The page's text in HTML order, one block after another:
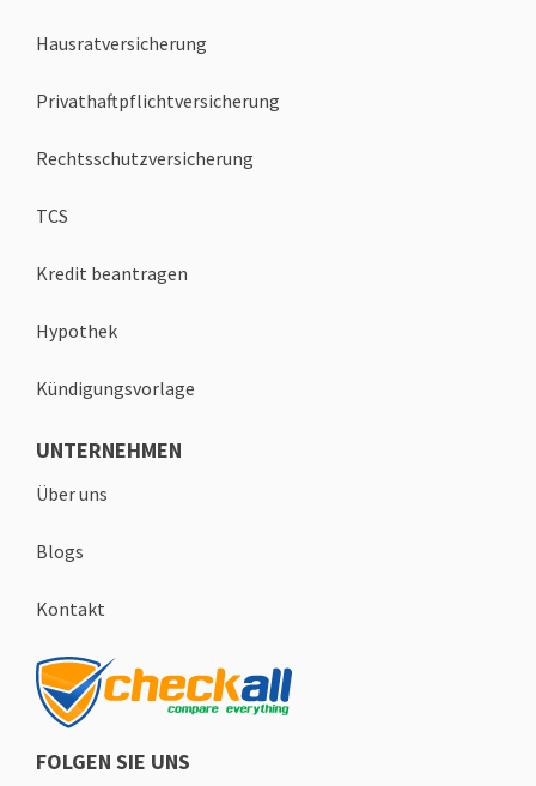
Hausratversicherung
Privathaftpflichtversicherung
Rechtsschutzversicherung
TCS
Kredit beantragen
Hypothek
Kündigungsvorlage
UNTERNEHMEN
Über uns
Blogs
Kontakt
FOLGEN SIE UNS